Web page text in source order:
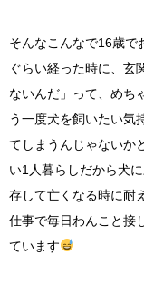
そんなこんなで16歳で
ぐらい経った時に、玄
ないんだ」って、めち
う一度犬を飼いたい気
てしまうんじゃないか
い1 人暮らしだから犬
存して亡くなる時に耐
仕事で毎日わんこと接
ています